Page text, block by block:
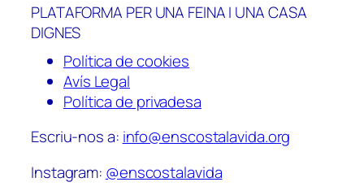
PLATAFORMA PER UNA FEINA I UNA CASA
DIGNES
Política de cookies
Avís Legal
Política de privadesa
Escriu-nos a: info@enscostalavida.org
Instagram: @enscostalavida